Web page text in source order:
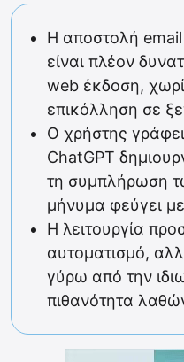
Η αποστολή
είναι πλέον
web έκδοση,
επικόλληση σε
Ο χρήστης
ChatGPT
τη συμπλήρωση
μήνυμα φεύγει
Η λειτουργία
αυτοματισμό,
γύρω από την
πιθανότητα